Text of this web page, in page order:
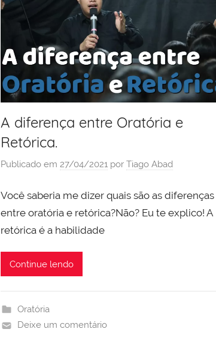
A diferença entre Oratória e
Retórica.
Publicado em27/04/2021 porTiago Abad
Você saberia me dizer quais são as diferenças
entre oratória e retórica?Não? Eu te explico! A
retórica é a habilidade
Continue lendo
Oratória
Deixe um comentário